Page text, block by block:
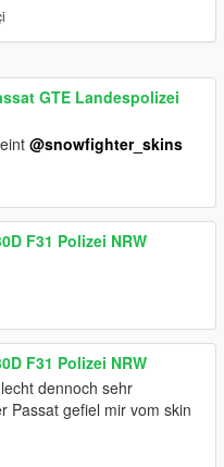
GTE Landespolizei
@snowfighter_skins
F31 Polizei NRW
F31 Polizei NRW
dennoch sehr
Passat gefiel mir vom skin